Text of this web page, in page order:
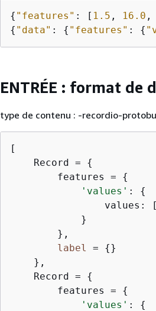
{ "features" : [ 1.5 , 16.0 ,
{ "data" : { "features" : {
ENTRÉE : format de
type de contenu : -recordio-
[
    Record =
{
        features =
{
'values' : {
values:
            }
        },
label
= {}
    },
    Record =
{
        features =
{
'values' : {